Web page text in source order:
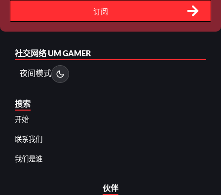
订阅
社交网络UM GAMER
夜间模式
搜索
开始
联系我们
我们是谁
伙伴